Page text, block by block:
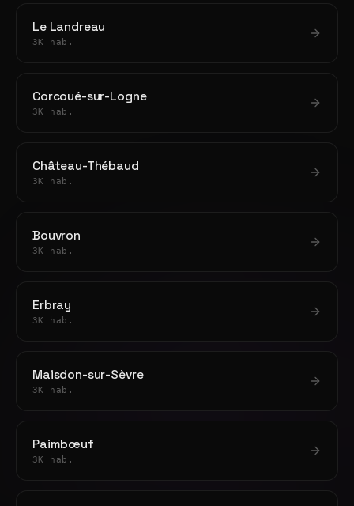
Le Landreau
3K hab.
Corcoué-sur-Logne
3K hab.
Château-Thébaud
3K hab.
Bouvron
3K hab.
Erbray
3K hab.
Maisdon-sur-Sèvre
3K hab.
Paimbœuf
3K hab.